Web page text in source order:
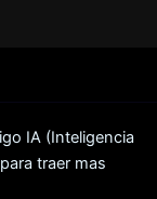
IA (Inteligencia
para traer mas